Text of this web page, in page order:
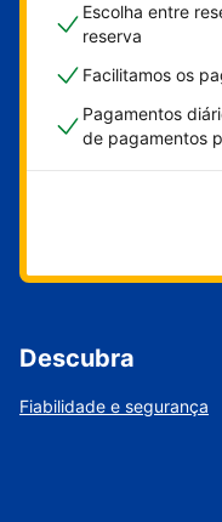
Escolha entre
reserva
Facilitamos os
Pagamentos
de pagamentos
Descubra
Fiabilidade e segurança